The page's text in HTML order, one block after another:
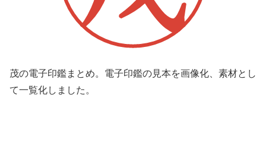
茂の電子印鑑まとめ。電子印鑑の見本を画像化、素材とし
て一覧化しました。